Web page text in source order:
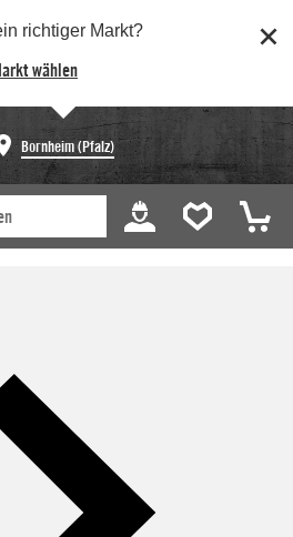
richtiger Markt?
wählen
Bornheim (Pfalz)